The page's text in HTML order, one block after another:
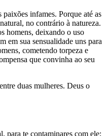
infames. Porque até as
no contrário à natureza.
homens, deixando o uso
em sua sensualidade uns para
cometendo torpeza e
que convinha ao seu
duas mulheres. Deus o
para te contaminares com ele;